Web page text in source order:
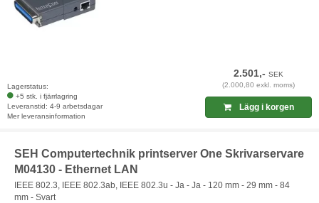
Lagerstatus:
+5 stk. i fjärrlagring
Leveranstid: 4-9 arbetsdagar
Mer leveransinformation
2.501,-SEK
(2.000,80 exkl. moms)
Lägg i korgen
SEH Computertechnik printserver One Skrivarservare
M04130 - Ethernet LAN
IEEE 802.3, IEEE 802.3ab, IEEE 802.3u - Ja - Ja - 120 mm - 29 mm - 84
mm - Svart